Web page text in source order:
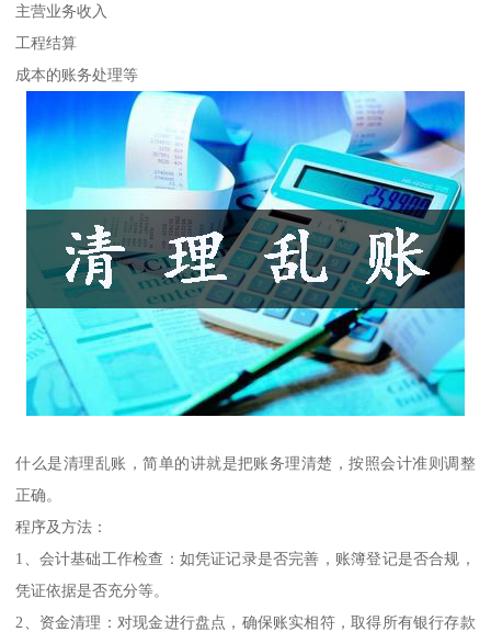
主营业务收入
工程结算
成本的账务处理等
什么是清理乱账，简单的讲就是把账务理清楚，按照会计准则调整
正确。
程序及方法：
1、会计基础工作检查：如凭证记录是否完善，账簿登记是否合规，
凭证依据是否充分等。
2、资金清理：对现金进行盘点，确保账实相符，取得所有银行存款